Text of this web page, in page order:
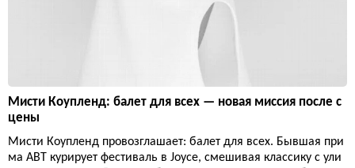
Мисти Коупленд: балет для всех — новая миссия после с
цены
Мисти Коупленд провозглашает: балет для всех. Бывшая при
ма ABT курирует фестиваль в Joyce, смешивая классику с ули